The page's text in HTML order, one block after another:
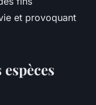
et provoquant